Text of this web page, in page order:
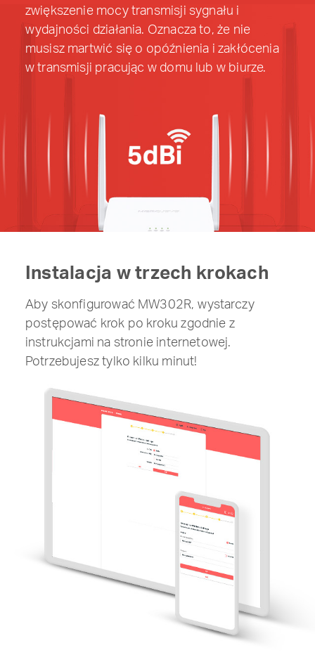
zwiększenie mocy transmisji sygnału i
wydajności działania. Oznacza to, że nie
musisz martwić się o opóźnienia i zakłócenia
w transmisji pracując w domu lub w biurze.
Instalacja w trzech krokach
Aby skonfigurować MW302R, wystarczy
postępować krok po kroku zgodnie z
instrukcjami na stronie internetowej.
Potrzebujesz tylko kilku minut!